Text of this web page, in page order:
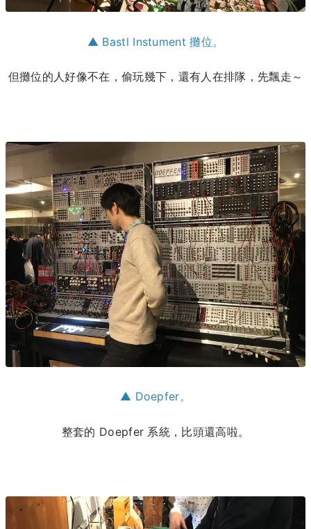
▲ Bastl Instument 攤位。
但攤位的人好像不在，偷玩幾下，還有人在排隊，先飄走～
▲ Doepfer。
整套的 Doepfer 系統，比頭還高啦。